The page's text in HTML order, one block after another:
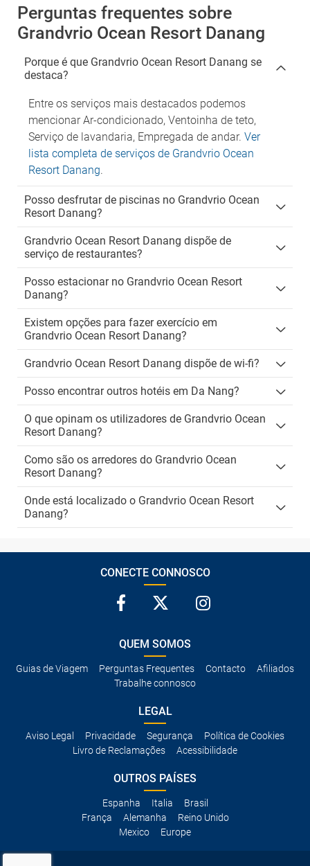
Perguntas frequentes sobre
Grandvrio Ocean Resort Danang
Porque é que Grandvrio Ocean Resort Danang se
destaca?
Entre os serviços mais destacados podemos
mencionar Ar-condicionado, Ventoinha de teto,
Serviço de lavandaria, Empregada de andar. Ver
lista completa de serviços de Grandvrio Ocean
Resort Danang.
Posso desfrutar de piscinas no Grandvrio Ocean
Resort Danang?
Grandvrio Ocean Resort Danang dispõe de
serviço de restaurantes?
Posso estacionar no Grandvrio Ocean Resort
Danang?
Existem opções para fazer exercício em
Grandvrio Ocean Resort Danang?
Grandvrio Ocean Resort Danang dispõe de wi-fi?
Posso encontrar outros hotéis em Da Nang?
O que opinam os utilizadores de Grandvrio Ocean
Resort Danang?
Como são os arredores do Grandvrio Ocean
Resort Danang?
Onde está localizado o Grandvrio Ocean Resort
Danang?
CONECTE CONNOSCO
QUEM SOMOS
Guias de Viagem Perguntas Frequentes Contacto
Afiliados
Trabalhe connosco
LEGAL
Aviso Legal Privacidade Segurança
Política de Cookies
Livro de Reclamações
Acessibilidade
OUTROS PAÍSES
Espanha Italia
Brasil
França
Alemanha
Reino Unido
Mexico
Europe